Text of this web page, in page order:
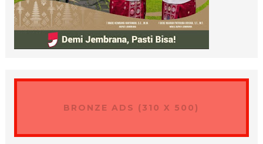
BRONZE ADS (310 X 500)